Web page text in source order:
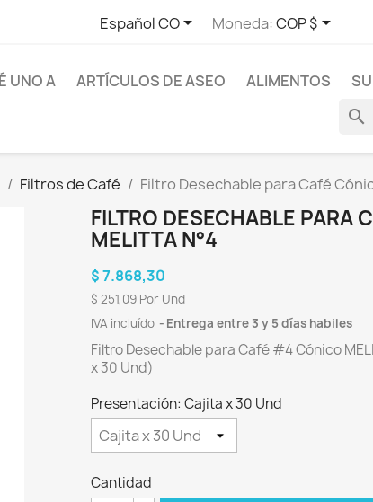
Español CO Moneda:COP $
UNO A ARTÍCULOS DE ASEO ALIMENTOS
search
Filtros de Café Filtro Desechable para Café
FILTRO DESECHABLE PARA
MELITTA N°4
$ 7.868,30
$ 251,09 Por Und
IVA incluído
Entrega entre 3 y 5 días habiles
Filtro Desechable para Café #4 Cónico
x 30 Und)
Presentación: Cajita x 30 Und
Cantidad